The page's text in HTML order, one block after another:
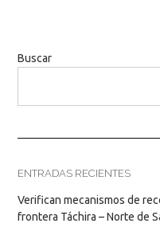
Buscar
ENTRADAS RECIENTES
Verifican mecanismos de
frontera Táchira – Norte de